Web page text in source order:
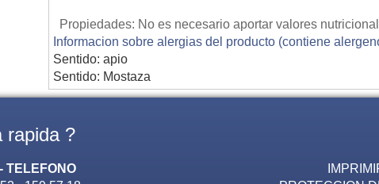
Propiedades: No es necesario aportar valores
Informacion sobre alergias del producto (contiene
Sentido: apio
Sentido: Mostaza
rapida ?
TELEFONO